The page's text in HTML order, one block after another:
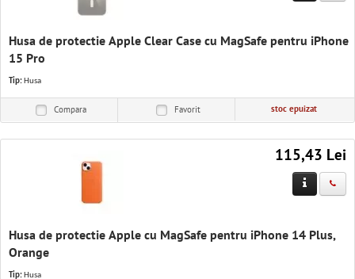
Husa de protectie Apple Clear Case cu MagSafe pentru iPhone
15 Pro
Tip: Husa
Compara Favorit stoc epuizat
115,43 Lei
Husa de protectie Apple cu MagSafe pentru iPhone 14 Plus,
Orange
Tip: Husa